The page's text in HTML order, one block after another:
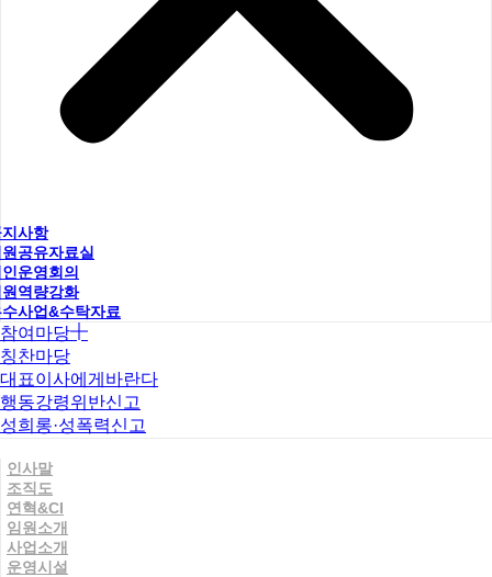
사항
공유자료실
운영회의
역량강화
사업&수탁자료
참여마당
칭찬마당
대표이사에게바란다
행동강령위반신고
성희롱·성폭력신고
인사말
조직도
연혁&CI
임원소개
사업소개
운영시설